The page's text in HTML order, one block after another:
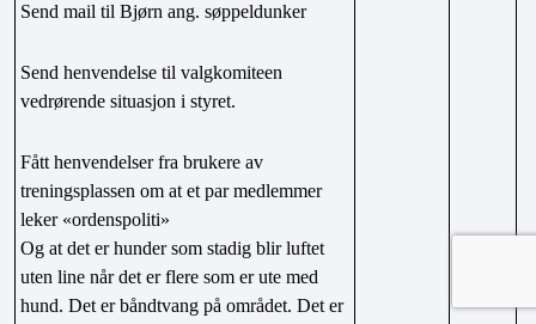
Send mail til Bjørn ang. søppeldunker
Send henvendelse til valgkomiteen
vedrørende situasjon i styret.
Fått henvendelser fra brukere av
treningsplassen om at et par medlemmer
leker «ordenspoliti»
Og at det er hunder som stadig blir luftet
uten line når det er flere som er ute med
hund. Det er båndtvang på området. Det er